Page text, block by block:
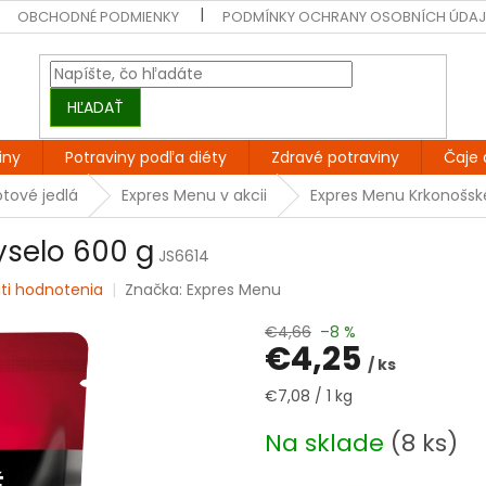
OBCHODNÉ PODMIENKY PODMÍNKY OCHRANY OSOBNÍCH
HĽADAŤ
Potraviny podľa diéty Zdravé potraviny Čaje
jedlá Expres Menu v akcii Expres Menu
600 g JS6614
hodnotenia Značka: Expres Menu
€4,66 –8 %
€4,25 / ks
Jednotková
€7,08 / 1 kg
Na sklade (8 ks)